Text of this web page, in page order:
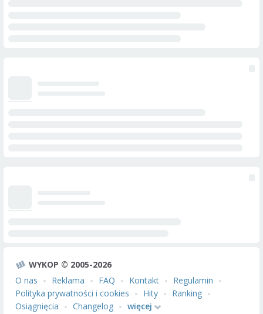
WYKOP © 2005-2026
O nas
Reklama FAQ Kontakt
Regulamin
Polityka prywatności i cookies
Hity
Ranking
Osiągnięcia
Changelog więcej